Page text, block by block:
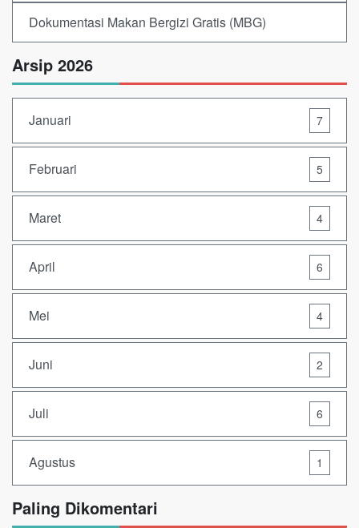
Dokumentasi Makan Bergizi Gratis (MBG)
Arsip 2026
Januari 7
Februari 5
Maret 4
April 6
Mei 4
Juni 2
Juli 6
Agustus 1
Paling Dikomentari